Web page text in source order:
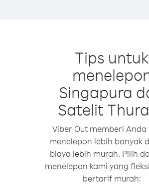
Tips untuk
Singapura
Satelit
Viber Out memberi Anda
menelepon lebih banyak
biaya lebih murah. Pilih
menelepon kami yang
bertarif murah: